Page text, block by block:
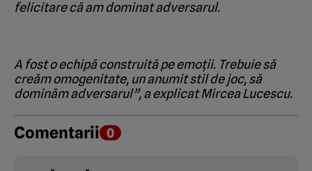
felicitare că am dominat adversarul.
A fost o echipă construită pe emoții. Trebuie să
creăm omogenitate, un anumit stil de joc, să
dominăm adversarul”, a explicat Mircea Lucescu.
Comentarii 0